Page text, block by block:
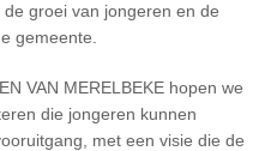
groei van jongeren en de
gemeente.
VAN MERELBEKE hopen we
die jongeren kunnen
met een visie die de